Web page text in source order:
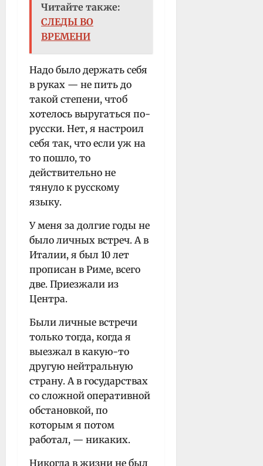
Читайте также:
СЛЕДЫ ВО
ВРЕМЕНИ
Надо было держать себя
в руках — не пить до
такой степени, чтоб
хотелось выругаться по-
русски. Нет, я настроил
себя так, что если уж на
то пошло, то
действительно не
тянуло к русскому
языку.
У меня за долгие годы не
было личных встреч. А в
Италии, я был 10 лет
прописан в Риме, всего
две. Приезжали из
Центра.
Были личные встречи
только тогда, когда я
выезжал в какую-то
другую нейтральную
страну. А в государствах
со сложной оперативной
обстановкой, по
которым я потом
работал, — никаких.
Никогда в жизни не был